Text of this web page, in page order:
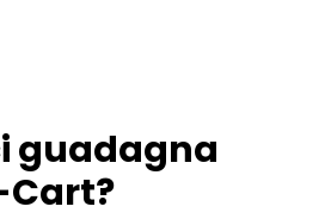
guadagna